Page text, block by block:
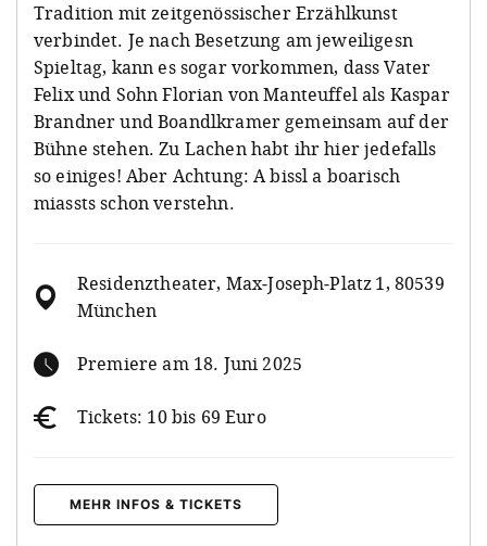
Tradition mit zeitgenössischer Erzählkunst
verbindet. Je nach Besetzung am jeweiligesn
Spieltag, kann es sogar vorkommen, dass Vater
Felix und Sohn Florian von Manteuffel als Kaspar
Brandner und Boandlkramer gemeinsam auf der
Bühne stehen. Zu Lachen habt ihr hier jedefalls
so einiges! Aber Achtung: A bissl a boarisch
miassts schon verstehn.
Residenztheater, Max‑Joseph‑Platz 1, 80539
München
Premiere am 18. Juni 2025
Tickets: 10 bis 69 Euro
MEHR INFOS & TICKETS